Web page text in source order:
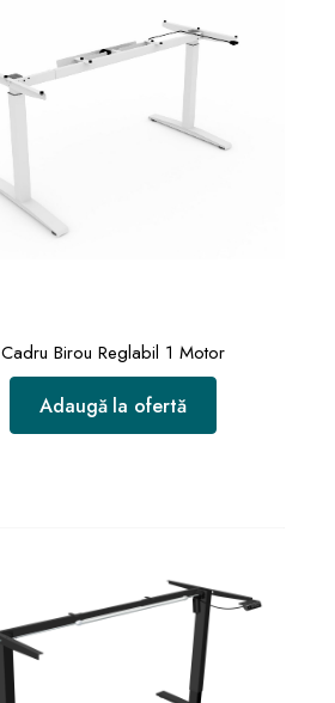
Cadru Birou Reglabil 1 Motor
Adaugă la ofertă